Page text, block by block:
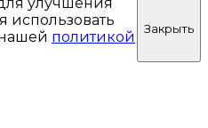
использовать
политикой
Закрыть